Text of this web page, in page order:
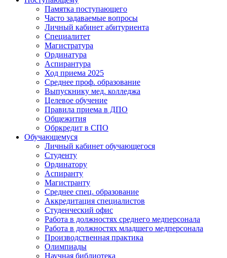
Памятка поступающего
Часто задаваемые вопросы
Личный кабинет абитуриента
Специалитет
Магистратура
Ординатура
Аспирантура
Ход приема 2025
Среднее проф. образование
Выпускнику мед. колледжа
Целевое обучение
Правила приема в ДПО
Общежития
Обркредит в СПО
Обучающемуся
Личный кабинет обучающегося
Студенту
Ординатору
Аспиранту
Магистранту
Среднее спец. образование
Аккредитация специалистов
Студенческий офис
Работа в должностях среднего медперсонала
Работа в должностях младшего медперсонала
Производственная практика
Олимпиады
Научная библиотека